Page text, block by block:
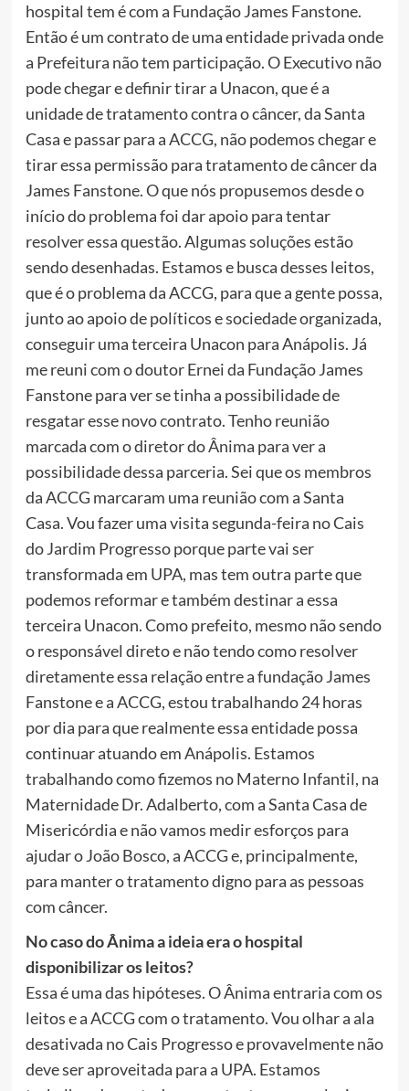
hospital tem é com a Fundação James Fanstone.
Então é um contrato de uma entidade privada onde
a Prefeitura não tem participação. O Executivo não
pode chegar e definir tirar a Unacon, que é a
unidade de tratamento contra o câncer, da Santa
Casa e passar para a ACCG, não podemos chegar e
tirar essa permissão para tratamento de câncer da
James Fanstone. O que nós propusemos desde o
início do problema foi dar apoio para tentar
resolver essa questão. Algumas soluções estão
sendo desenhadas. Estamos e busca desses leitos,
que é o problema da ACCG, para que a gente possa,
junto ao apoio de políticos e sociedade organizada,
conseguir uma terceira Unacon para Anápolis. Já
me reuni com o doutor Ernei da Fundação James
Fanstone para ver se tinha a possibilidade de
resgatar esse novo contrato. Tenho reunião
marcada com o diretor do Ânima para ver a
possibilidade dessa parceria. Sei que os membros
da ACCG marcaram uma reunião com a Santa
Casa. Vou fazer uma visita segunda-feira no Cais
do Jardim Progresso porque parte vai ser
transformada em UPA, mas tem outra parte que
podemos reformar e também destinar a essa
terceira Unacon. Como prefeito, mesmo não sendo
o responsável direto e não tendo como resolver
diretamente essa relação entre a fundação James
Fanstone e a ACCG, estou trabalhando 24 horas
por dia para que realmente essa entidade possa
continuar atuando em Anápolis. Estamos
trabalhando como fizemos no Materno Infantil, na
Maternidade Dr. Adalberto, com a Santa Casa de
Misericórdia e não vamos medir esforços para
ajudar o João Bosco, a ACCG e, principalmente,
para manter o tratamento digno para as pessoas
com câncer.
No caso do Ânima a ideia era o hospital
disponibilizar os leitos?
Essa é uma das hipóteses. O Ânima entraria com os
leitos e a ACCG com o tratamento. Vou olhar a ala
desativada no Cais Progresso e provavelmente não
deve ser aproveitada para a UPA. Estamos